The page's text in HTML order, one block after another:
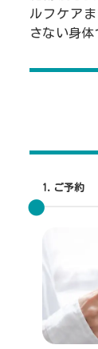
ルフケア
さない身体
1.ご予約